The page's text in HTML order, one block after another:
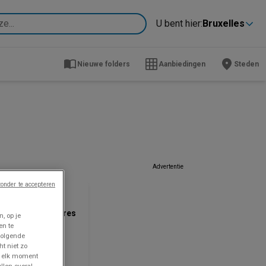
U bent hier:Bruxelles
Nieuwe folders Aanbiedingen Steden
ZOJUIST TOEGEVOEGD
meilleures offres
vous
tot en
12/8
Advertentie
op je
te
niet zo
elk moment
te accepteren